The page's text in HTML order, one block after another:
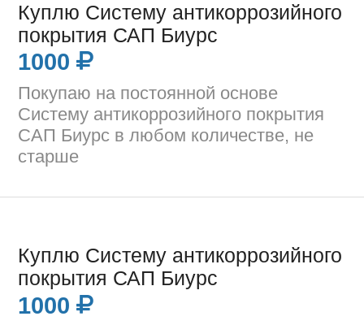
Куплю Систему антикоррозийного
покрытия САП Биурс
1000
Покупаю на постоянной основе
Систему антикоррозийного покрытия
САП Биурс в любом количестве, не
старше
Куплю Систему антикоррозийного
покрытия САП Биурс
1000